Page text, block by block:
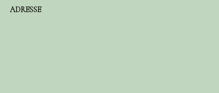
ADRESSE